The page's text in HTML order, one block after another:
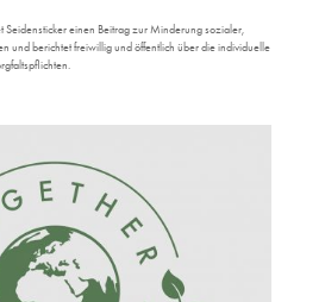
Seidensticker einen Beitrag zur Minderung sozialer,
und berichtet freiwillig und öffentlich über die individuelle